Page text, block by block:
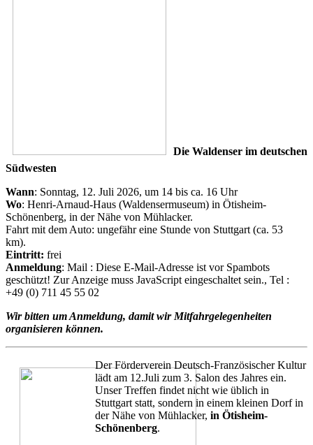
Die Waldenser im deutschen
Südwesten
Wann: Sonntag, 12. Juli 2026, um 14 bis ca. 16 Uhr
Wo: Henri-Arnaud-Haus (Waldensermuseum) in Ötisheim-
Schönenberg, in der Nähe von Mühlacker.
Fahrt mit dem Auto: ungefähr eine Stunde von Stuttgart (ca. 53
km).
Eintritt: frei
Anmeldung: Mail : Diese E-Mail-Adresse ist vor Spambots
geschützt! Zur Anzeige muss JavaScript eingeschaltet sein., Tel :
+49 (0) 711 45 55 02
Wir bitten um Anmeldung, damit wir Mitfahrgelegenheiten
organisieren können.
Der Förderverein Deutsch-Französischer Kultur
lädt am 12.Juli zum 3. Salon des Jahres ein.
Unser Treffen findet nicht wie üblich in
Stuttgart statt, sondern in einem kleinen Dorf in
der Nähe von Mühlacker, in Ötisheim-
Schönenberg.